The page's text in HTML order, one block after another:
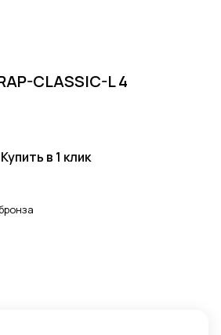
CLASSIC-L 4
Купить в 1 клик